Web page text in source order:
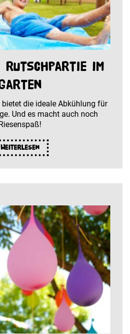
Rutschpartie im
bietet die ideale Abkühlung für
Und es macht auch noch
Weiterlesen